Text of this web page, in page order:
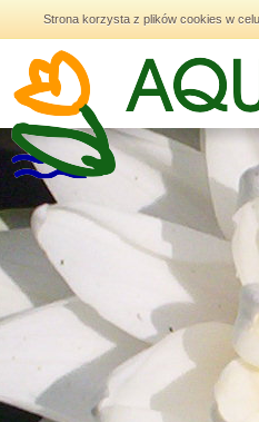
Strona korzysta z plików cookies w